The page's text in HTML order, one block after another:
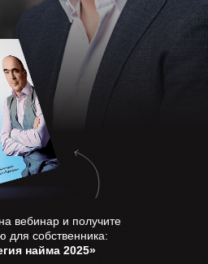
вебинар и получите
для собственника:
найма 2025»
Политика
персональных
с
Политикой
Telegram
перейдите
ссылки на вебинар